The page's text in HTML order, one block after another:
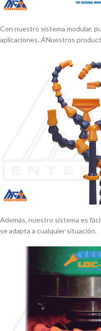
Con nuestro sistema modular,
aplicaciones. ÁNuestros
Además, nuestro sistema es
se adapta a cualquier situación.